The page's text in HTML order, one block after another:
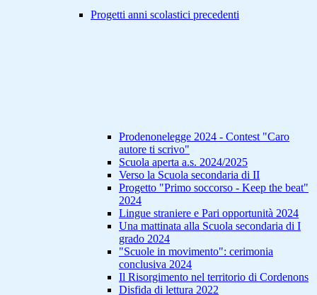
Progetti anni scolastici precedenti
Prodenonelegge 2024 - Contest "Caro
autore ti scrivo"
Scuola aperta a.s. 2024/2025
Verso la Scuola secondaria di II
Progetto "Primo soccorso - Keep the beat"
2024
Lingue straniere e Pari opportunità 2024
Una mattinata alla Scuola secondaria di I
grado 2024
"Scuole in movimento": cerimonia
conclusiva 2024
Il Risorgimento nel territorio di Cordenons
Disfida di lettura 2022